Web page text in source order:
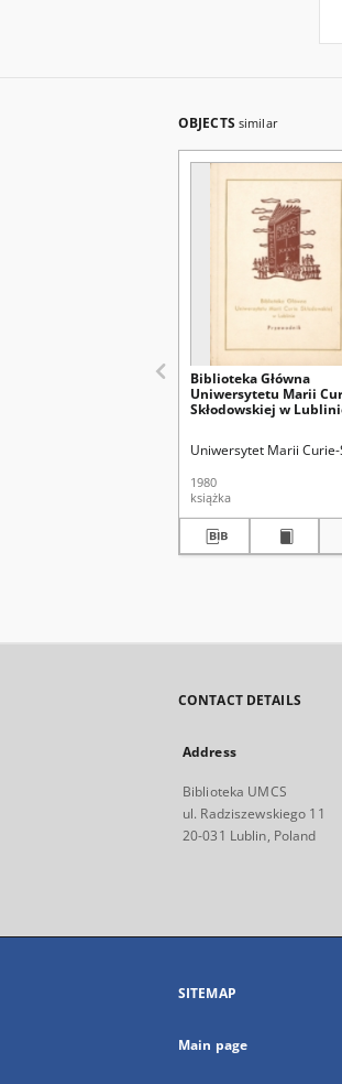
OBJECTS similar
Biblioteka Główna
Uniwersytetu Marii
Skłodowskiej w
Uniwersytet Marii Curie-
1980
książka
CONTACT DETAILS
Address
Biblioteka UMCS
ul. Radziszewskiego 11
20-031 Lublin, Poland
SITEMAP
Main page